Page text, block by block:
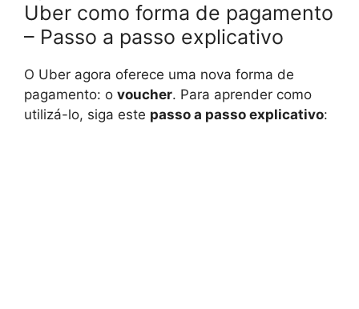
Uber como forma de pagamento
– Passo a passo explicativo
O Uber agora oferece uma nova forma de
pagamento: o voucher. Para aprender como
utilizá-lo, siga este passo a passo explicativo: